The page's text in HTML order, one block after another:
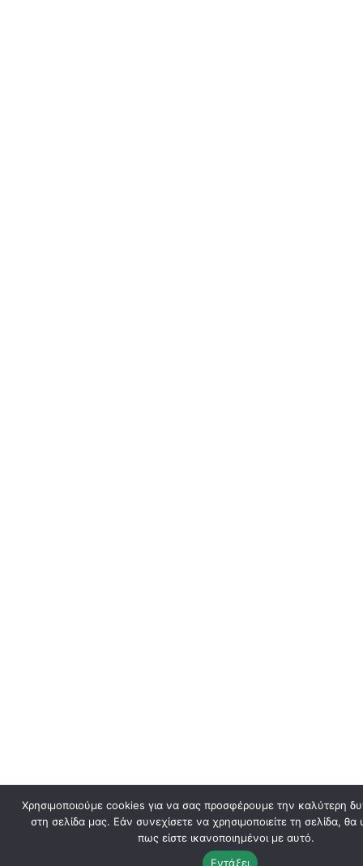
Χρησιμοποιούμε cookies για να σας προσφέρουμε την καλύτερη
στη σελίδα μας. Εάν συνεχίσετε να χρησιμοποιείτε τη σελίδα,
πως είστε ικανοποιημένοι με αυτό.
Εντάξει